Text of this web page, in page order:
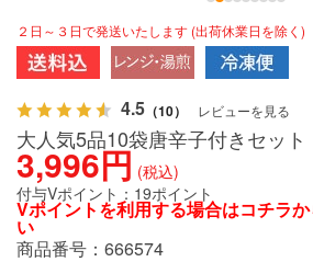
２日～３日で発送いたします (出荷休業日を除く)
4.5 （10） レビューを見る
大人気5品10袋唐辛子付きセット
3,996円 (税込)
付与Vポイント： 19ポイント
Vポイントを利用する場合はコチラ
い
商品番号： 666574